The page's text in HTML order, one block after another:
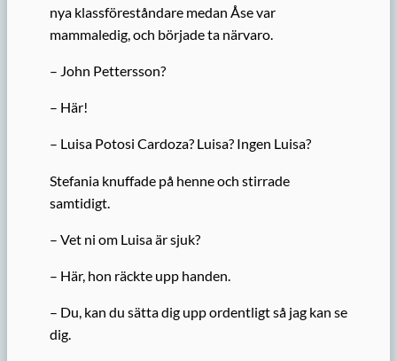
nya klassföreståndare medan Åse var
mammaledig, och började ta närvaro.
– John Pettersson?
– Här!
– Luisa Potosi Cardoza? Luisa? Ingen Luisa?
Stefania knuffade på henne och stirrade
samtidigt.
– Vet ni om Luisa är sjuk?
– Här, hon räckte upp handen.
– Du, kan du sätta dig upp ordentligt så jag kan se
dig.